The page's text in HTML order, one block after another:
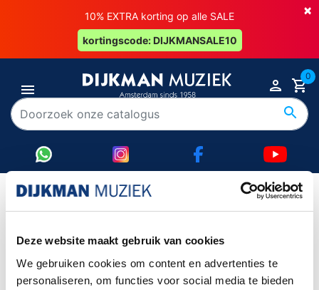
Deze website maakt gebruik van cookies
We gebruiken cookies om content en advertenties te
personaliseren, om functies voor social media te bieden
×
10% EXTRA korting op alle SALE
kortingscode: DIJKMANSALE10
0
Earthquaker
Item 1-0 van 0 in totaal item(s)
Item 1-0 van 0 in totaal item(s)